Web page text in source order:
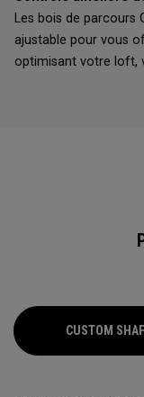
Les bois de parcours
ajustable pour vous
optimisant votre loft,
CUSTOM